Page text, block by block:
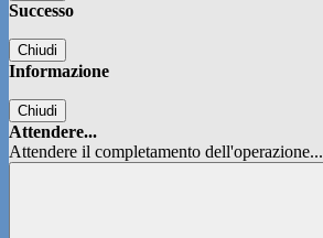
Successo
Chiudi
Informazione
Chiudi
Attendere...
Attendere il completamento dell'operazione...